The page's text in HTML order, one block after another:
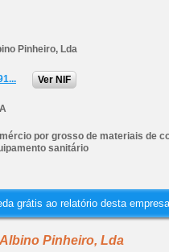
Pinheiro, Lda
Ver NIF
por grosso de materiais de
sanitário
grátis ao relatório desta empresa
Pinheiro, Lda